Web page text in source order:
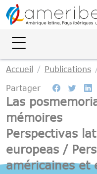
Accueil Publications
Partager
Las
mémoires
Perspectivas
europeas /
américaines et
Gestion des cookies